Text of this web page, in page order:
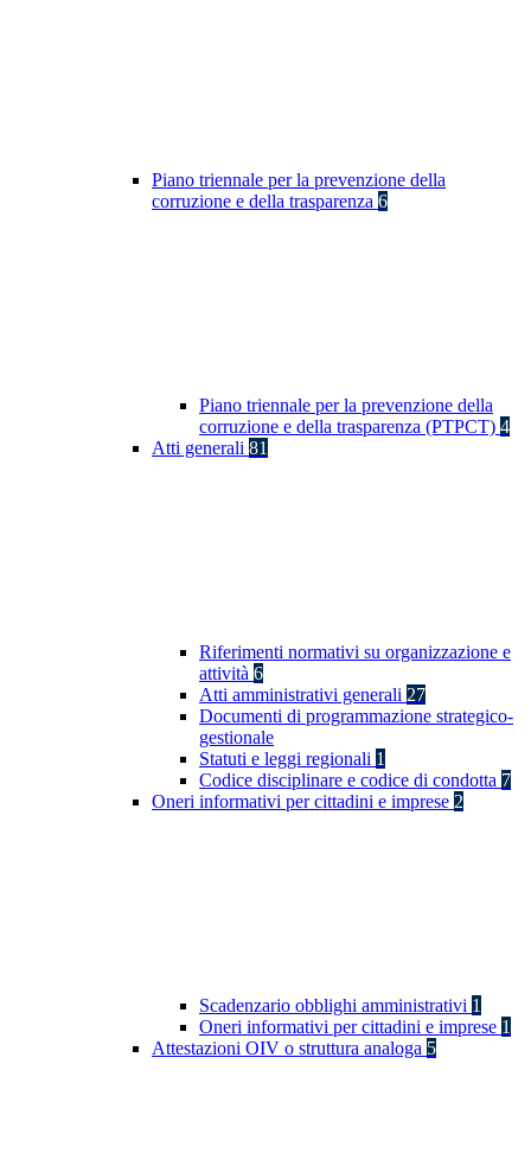
Piano triennale per la prevenzione della
corruzione e della trasparenza 6
Piano triennale per la prevenzione della
corruzione e della trasparenza (PTPCT) 4
Atti generali 81
Riferimenti normativi su organizzazione e
attività 6
Atti amministrativi generali 27
Documenti di programmazione strategico-
gestionale
Statuti e leggi regionali 1
Codice disciplinare e codice di condotta 7
Oneri informativi per cittadini e imprese 2
Scadenzario obblighi amministrativi 1
Oneri informativi per cittadini e imprese 1
Attestazioni OIV o struttura analoga 5